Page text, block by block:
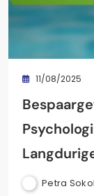
11/08/2025
Petra